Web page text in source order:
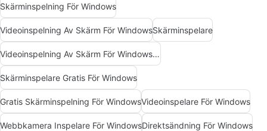
Skärminspelning För Windows
Videoinspelning Av Skärm För WindowsSkärminspelare
Videoinspelning Av Skärm För Windows Gratis
Skärminspelare Gratis För Windows
Gratis Skärminspelning För WindowsVideoinspelare För Windows
Webbkamera Inspelare För WindowsDirektsändning För Windows